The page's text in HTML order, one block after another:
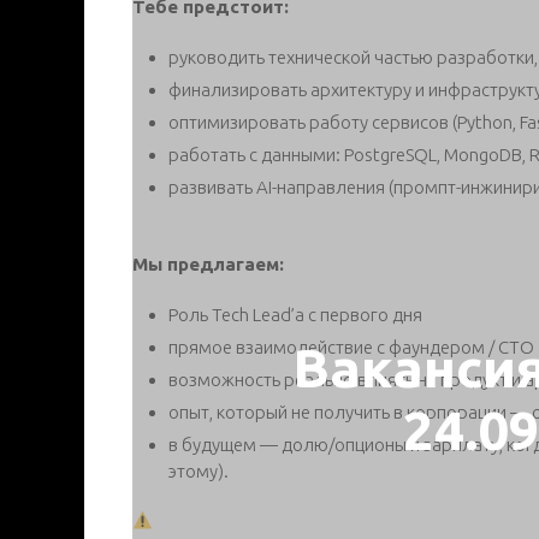
Тебе предстоит:
руководить технической частью разработки,
финализировать архитектуру и
оптимизировать работу сервисов (Python,
работать с данными: PostgreSQL, MongoDB,
развивать AI-направления (промпт-
Мы предлагаем:
Роль Tech Lead’а с первого дня
прямое взаимодействие с фаундером / CTO
возможность реально влиять на продукт и
опыт, который не получить в корпорации —
в будущем — долю/опционы и зарплату,
этому).